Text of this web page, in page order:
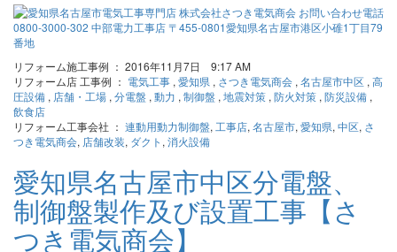
リフォーム施工事例 ： 2016年11月7日 9:17 AM
リフォーム店 工事例 ： 電気工事 , 愛知県 , さつき電気商会 , 名古屋市中区 , 高
圧設備 , 店舗・工場 , 分電盤 , 動力 , 制御盤 , 地震対策 , 防火対策 , 防災設備 ,
飲食店
リフォーム工事会社 ： 連動用動力制御盤, 工事店, 名古屋市, 愛知県, 中区, さ
つき電気商会, 店舗改装, ダクト , 消火設備
愛知県名古屋市中区分電盤、
制御盤製作及び設置工事【さ
つき電気商会】